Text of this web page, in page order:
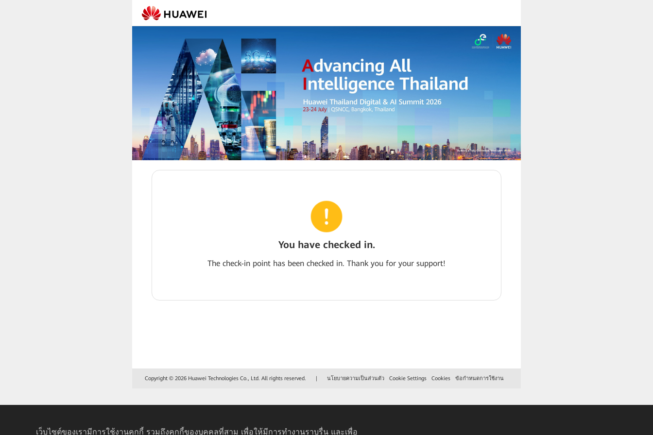
You have checked in.
The check-in point has been checked in. Thank you for your support!
Copyright © 2026 Huawei Technologies Co., Ltd. All rights reserved. | นโยบายความเป็นส่วนตัว Cookie Settings Cookies ข้อกำหนดการใช้งาน
เว็บไซต์ของเรามีการใช้งานคุกกี้ รวมถึงคุกกี้ของบุคคลที่สาม เพื่อให้มีการทำงานราบรื่น และเพื่อ